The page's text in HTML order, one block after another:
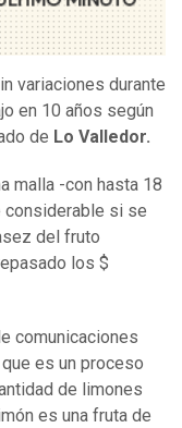
variaciones durante
en 10 años según
de Lo Valledor.
malla -con hasta 18
considerable si se
del fruto
los $
comunicaciones
es un proceso
de limones
es una fruta de